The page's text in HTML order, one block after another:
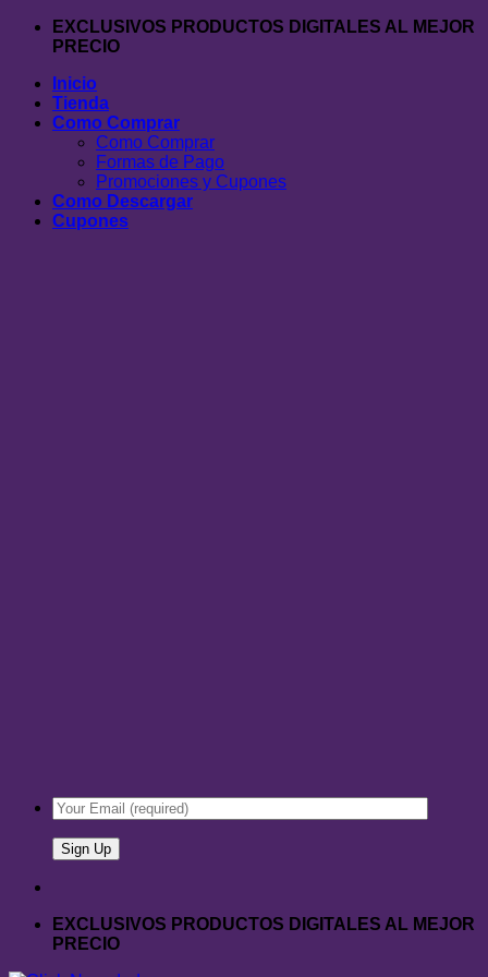
Saltar
EXCLUSIVOS PRODUCTOS DIGITALES AL MEJOR
PRECIO
Inicio
Tienda
Como Comprar
Como Comprar
Formas de Pago
Promociones y Cupones
Como Descargar
Cupones
EXCLUSIVOS PRODUCTOS DIGITALES AL MEJOR
PRECIO